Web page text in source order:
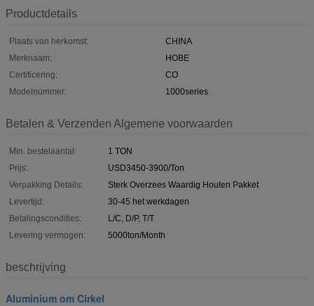
Productdetails
Plaats van herkomst:
CHINA
Merknaam:
HOBE
Certificering:
CO
Modelnummer:
1000series
Betalen & Verzenden Algemene voorwaarden
Min. bestelaantal:
1 TON
Prijs:
USD3450-3900/Ton
Verpakking Details:
Sterk Overzees Waardig Houten Pakket
Levertijd:
30-45 het werkdagen
Betalingscondities:
L/C, D/P, T/T
Levering vermogen:
5000ton/Month
beschrijving
Aluminium om Cirkel